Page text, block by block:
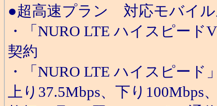
●超高速プラン 対応モバイ
・「NURO LTE ハイスピー
契約
・「NURO LTE ハイスピー
上り37.5Mbps、下り100Mbps